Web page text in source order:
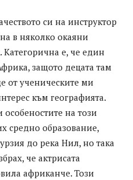
си на инструктор
в няколко окаяни
е, че един
защото децата там
от ученическите ми
към географията.
на този
средно образование,
до река Нил, но така
че актрисата
африканче. Този